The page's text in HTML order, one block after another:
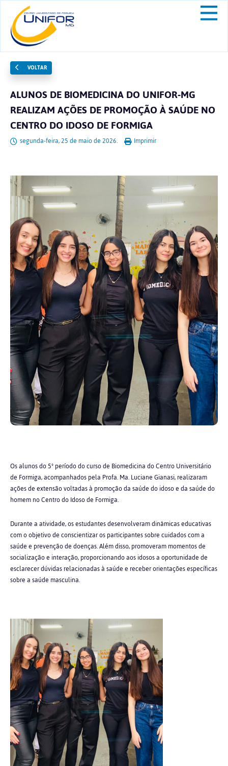
VOLTAR
ALUNOS DE BIOMEDICINA DO UNIFOR-MG
REALIZAM AÇÕES DE PROMOÇÃO À SAÚDE NO
CENTRO DO IDOSO DE FORMIGA
segunda-feira, 25 de maio de 2026. Imprimir
Os alunos do 5º período do curso de Biomedicina do Centro Universitário
de Formiga, acompanhados pela Profa. Ma. Luciane Gianasi, realizaram
ações de extensão voltadas à promoção da saúde do idoso e da saúde do
homem no Centro do Idoso de Formiga.
Durante a atividade, os estudantes desenvolveram dinâmicas educativas
com o objetivo de conscientizar os participantes sobre cuidados com a
saúde e prevenção de doenças. Além disso, promoveram momentos de
socialização e interação, proporcionando aos idosos a oportunidade de
esclarecer dúvidas relacionadas à saúde e receber orientações específicas
sobre a saúde masculina.